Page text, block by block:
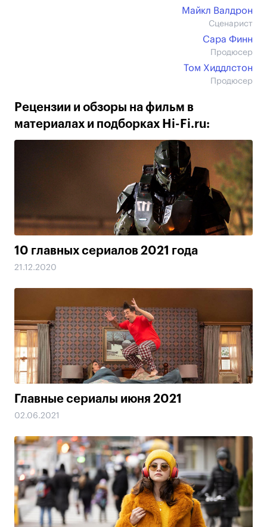
Майкл Валдрон
Сценарист
Сара Финн
Продюсер
Том Хиддлстон
Продюсер
Рецензии и обзоры на фильм в
материалах и подборках Hi-Fi.ru:
10 главных сериалов 2021 года
21.12.2020
Главные сериалы июня 2021
02.06.2021